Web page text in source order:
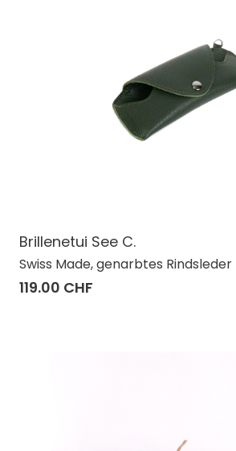
Brillenetui See C.
Swiss Made, genarbtes Rindsleder
119.00 CHF